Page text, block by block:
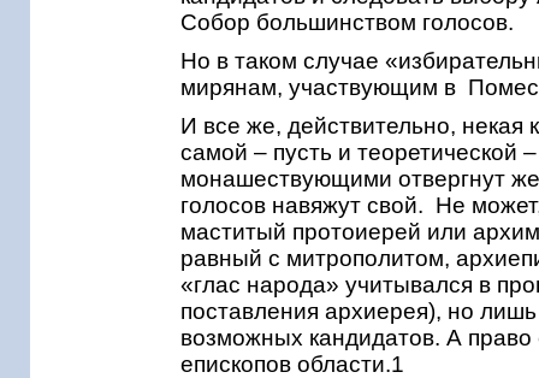
Собор большинством голосов.
Но в таком случае
мирянам, участвующим в
И все же, действительно, некая
самой – пусть и теоретической
монашествующими отвергнут
голосов навяжут свой. Не
маститый протоиерей или
равный с митрополитом,
«глас народа» учитывался в
поставления архиерея), но
возможных кандидатов. А
епископов области.1